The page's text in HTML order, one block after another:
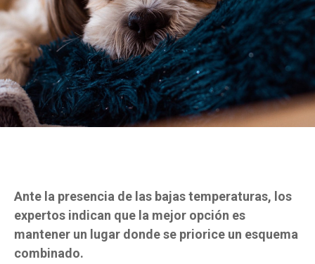
Ante la presencia de las bajas temperaturas, los
expertos indican que la mejor opción es
mantener un lugar donde se priorice un esquema
combinado.